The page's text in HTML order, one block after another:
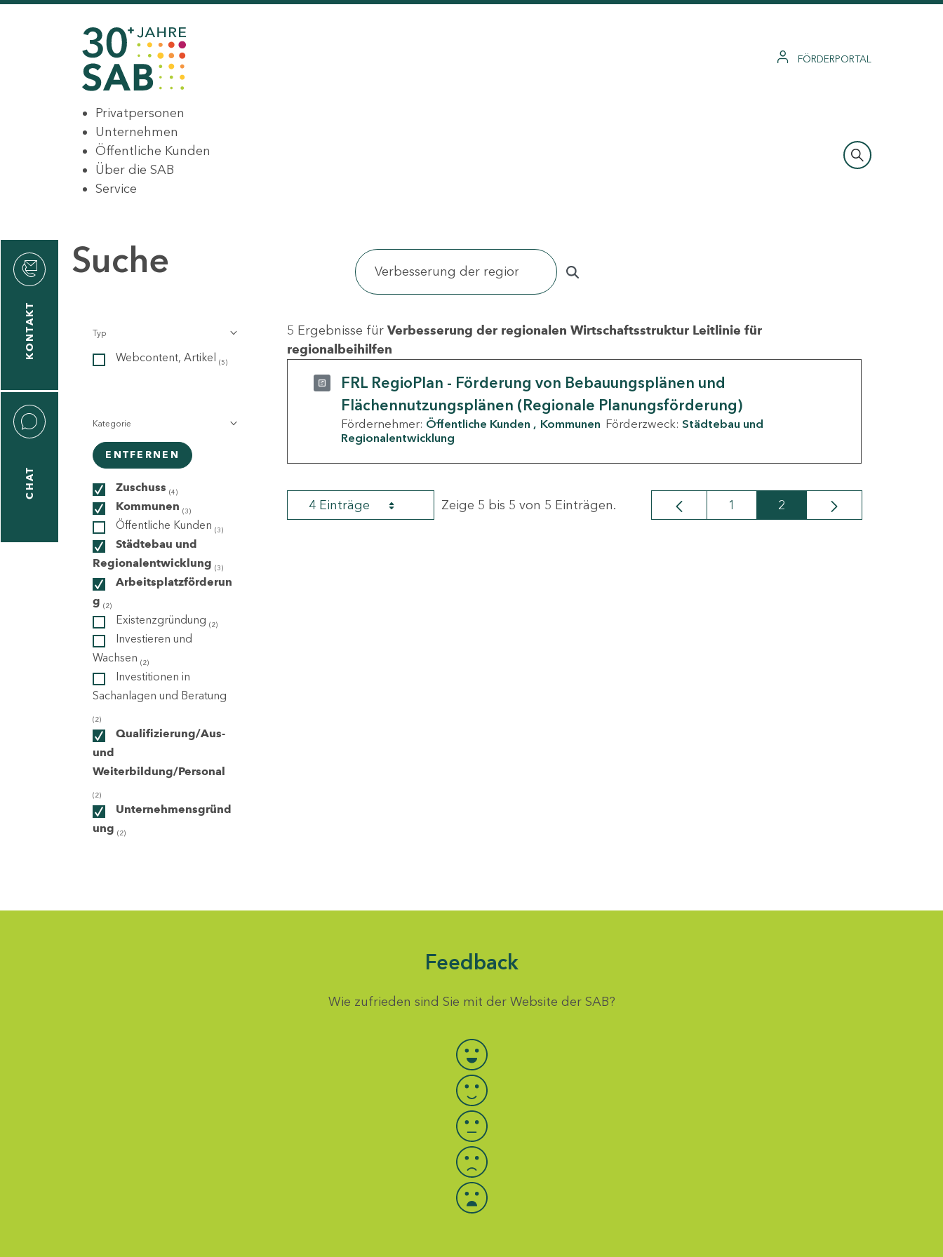
FÖRDERPORTAL
Privatpersonen
Unternehmen
Öffentliche Kunden
Über die SAB
Service
KONTAKT
CHAT
Suche
Typ
Webcontent, Artikel (5)
Kategorie
ENTFERNEN
Zuschuss (4)
Kommunen (3)
Öffentliche Kunden (3)
Städtebau und
Regionalentwicklung (3)
Arbeitsplatzförderun
g (2)
Existenzgründung (2)
Investieren und
Wachsen (2)
Investitionen in
Sachanlagen und Beratung
(2)
Qualifizierung/Aus-
und
Weiterbildung/Personal
(2)
Unternehmensgründ
ung (2)
5 Ergebnisse für Verbesserung der regionalen Wirtschaftsstruktur Leitlinie für
regionalbeihilfen
FRL RegioPlan - Förderung von Bebauungsplänen und
Flächennutzungsplänen (Regionale Planungsförderung)
Fördernehmer: Öffentliche Kunden Kommunen Förderzweck: Städtebau und
Regionalentwicklung
4 Einträge Zeige 5 bis 5 von 5 Einträgen. Seite
1 Seite
2
Feedback
Wie zufrieden sind Sie mit der Website der SAB?
Bewertung auswählen